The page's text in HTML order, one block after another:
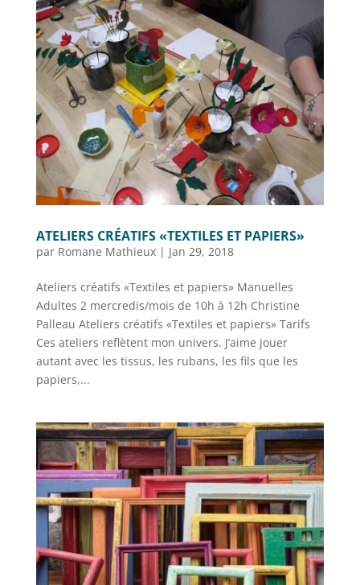
ATELIERS CRÉATIFS «TEXTILES ET PAPIERS»
par Romane Mathieux| Jan 29, 2018
Ateliers créatifs «Textiles et papiers» Manuelles
Adultes 2 mercredis/mois de 10h à 12h Christine
Palleau Ateliers créatifs «Textiles et papiers» Tarifs
Ces ateliers reflètent mon univers. J’aime jouer
autant avec les tissus, les rubans, les fils que les
papiers,...